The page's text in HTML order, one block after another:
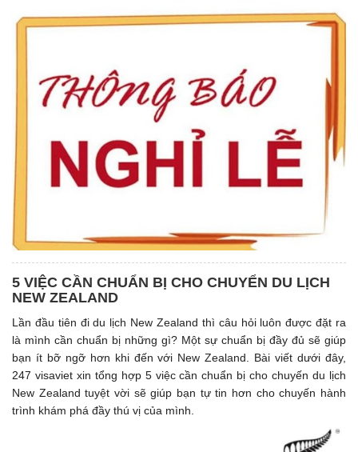
5 VIỆC CẦN CHUẨN BỊ CHO CHUYỂN DU LỊCH
NEW ZEALAND
Lần đầu tiên đi du lịch New Zealand thì câu hỏi luôn được đặt ra
là mình cần chuẩn bị những gì? Một sự chuẩn bị đầy đủ sẽ giúp
bạn ít bỡ ngỡ hơn khi đến với New Zealand. Bài viết dưới đây,
247 visaviet xin tổng hợp 5 việc cần chuẩn bị cho chuyến du lịch
New Zealand tuyệt vời sẽ giúp bạn tự tin hơn cho chuyến hành
trình khám phá đầy thú vị của mình.